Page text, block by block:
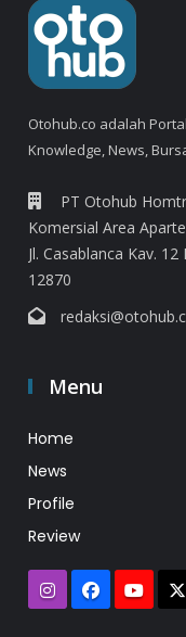
Otohub.co adalah
Knowledge, News,
PT Otohub
Komersial Area
Jl. Casablanca Kav.
12870
Menu
Home
News
Profile
Review